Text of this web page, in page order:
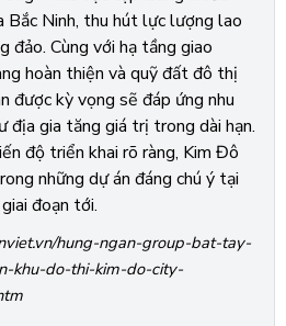
Bắc Ninh, thu hút lực lượng lao
đảo. Cùng với hạ tầng giao
hoàn thiện và quỹ đất đô thị
được kỳ vọng sẽ đáp ứng nhu
địa gia tăng giá trị trong dài hạn.
độ triển khai rõ ràng, Kim Đô
những dự án đáng chú ý tại
đoạn tới.
hung-ngan-group-bat-tay-
khu-do-thi-kim-do-city-